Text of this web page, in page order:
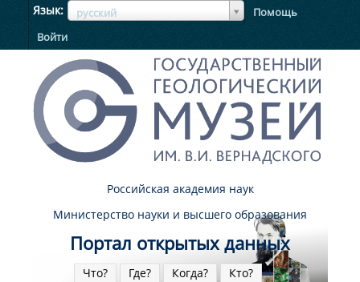
Язык русский
ЯзыкЯзык
Помощь
Войти
Российская академия наук
Министерство науки и высшего образования
Портал открытых данных
Что? Где? Когда? Кто?